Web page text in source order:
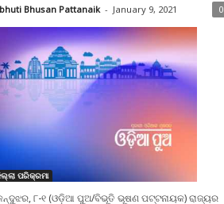
Bhusan Pattanaik - January 9, 2021 0
ପରିକ୍ରମା
୮-୧ (ଓଡ଼ିଆ ପୁଅ/ବିଭୂତି ଭୂଷଣ ପଟ୍ଟନାୟକ) ରାଜ୍ୟର